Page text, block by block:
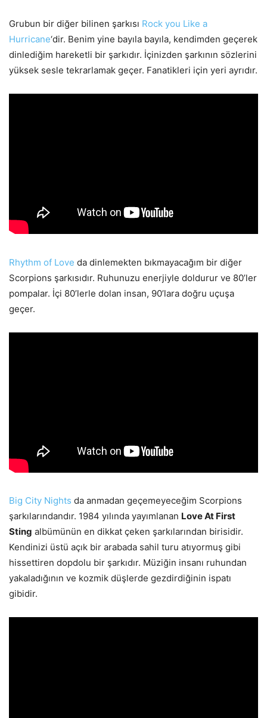
Grubun bir diğer bilinen şarkısı Rock you Like a
Hurricane‘dir. Benim yine bayıla bayıla, kendimden geçerek
dinlediğim hareketli bir şarkıdır. İçinizden şarkının sözlerini
yüksek sesle tekrarlamak geçer. Fanatikleri için yeri ayrıdır.
Rhythm of Love da dinlemekten bıkmayacağım bir diğer
Scorpions şarkısıdır. Ruhunuzu enerjiyle doldurur ve 80’ler
pompalar. İçi 80’lerle dolan insan, 90’lara doğru uçuşa
geçer.
Big City Nights da anmadan geçemeyeceğim Scorpions
şarkılarındandır. 1984 yılında yayımlanan Love At First
Sting albümünün en dikkat çeken şarkılarından birisidir.
Kendinizi üstü açık bir arabada sahil turu atıyormuş gibi
hissettiren dopdolu bir şarkıdır. Müziğin insanı ruhundan
yakaladığının ve kozmik düşlerde gezdirdiğinin ispatı
gibidir.